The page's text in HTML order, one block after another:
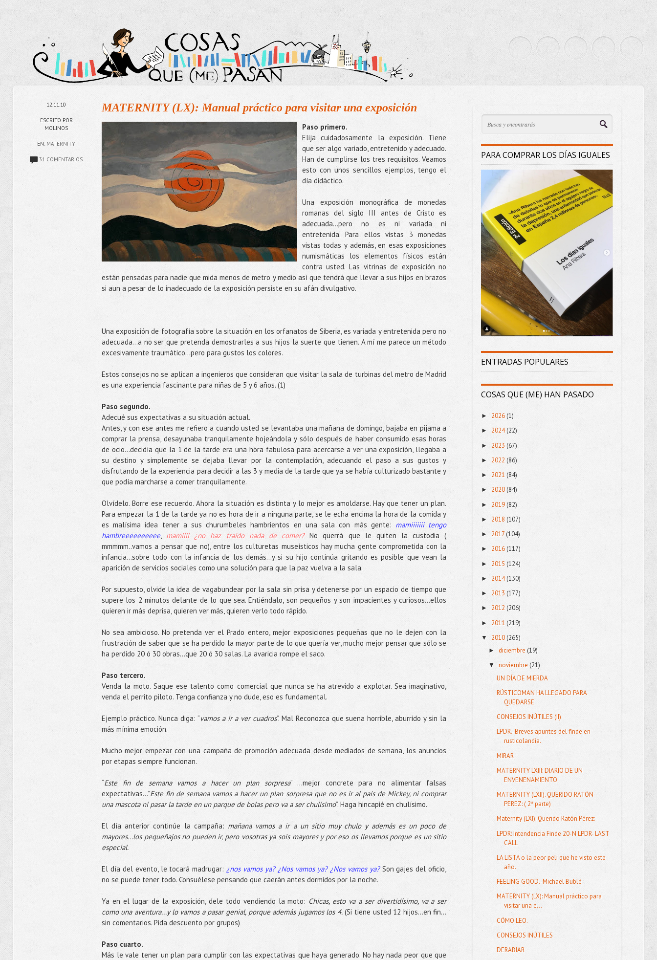
12.11.10
ESCRITO POR
MOLINOS
EN: MATERNITY
31 COMENTARIOS
MATERNITY (LX): Manual práctico para visitar una exposición
Paso primero.
Elija cuidadosamente la exposición. Tiene
que ser algo variado, entretenido y adecuado.
Han de cumplirse los tres requisitos. Veamos
esto con unos sencillos ejemplos, tengo el
día didáctico.
Una exposición monográfica de monedas
romanas del siglo III antes de Cristo es
adecuada...pero no es ni variada ni
entretenida. Para ellos vistas 3 monedas
vistas todas y además, en esas exposiciones
numismáticas los elementos físicos están
contra usted. Las vitrinas de exposición no
están pensadas para nadie que mida menos de metro y medio así que tendrá que llevar a sus hijos en brazos
si aun a pesar de lo inadecuado de la exposición persiste en su afán divulgativo.
Una exposición de fotografía sobre la situación en los orfanatos de Siberia, es variada y entretenida pero no
adecuada...a no ser que pretenda demostrarles a sus hijos la suerte que tienen. A mí me parece un método
excesivamente traumático…pero para gustos los colores.
Estos consejos no se aplican a ingenieros que consideran que visitar la sala de turbinas del metro de Madrid
es una experiencia fascinante para niñas de 5 y 6 años. (1)
Paso segundo.
Adecué sus expectativas a su situación actual.
Antes, y con ese antes me refiero a cuando usted se levantaba una mañana de domingo, bajaba en pijama a
comprar la prensa, desayunaba tranquilamente hojeándola y sólo después de haber consumido esas horas
de ocio...decidía que la 1 de la tarde era una hora fabulosa para acercarse a ver una exposición, llegaba a
su destino y simplemente se dejaba llevar por la contemplación, adecuando el paso a sus gustos y
disfrutando de la experiencia para decidir a las 3 y media de la tarde que ya se había culturizado bastante y
que podía marcharse a comer tranquilamente.
Olvídelo. Borre ese recuerdo. Ahora la situación es distinta y lo mejor es amoldarse. Hay que tener un plan.
Para empezar la 1 de la tarde ya no es hora de ir a ninguna parte, se le echa encima la hora de la comida y
es malísima idea tener a sus churumbeles hambrientos en una sala con más gente: mamiiiiiii tengo
hambreeeeeeeeee, mamiiii ¿no haz traído nada de comer?No querrá que le quiten la custodia (
mmmmm..vamos a pensar que no), entre los culturetas museísticos hay mucha gente comprometida con la
infancia...sobre todo con la infancia de los demás…y si su hijo continúa gritando es posible que vean la
aparición de servicios sociales como una solución para que la paz vuelva a la sala.
Por supuesto, olvide la idea de vagabundear por la sala sin prisa y detenerse por un espacio de tiempo que
supere los 2 minutos delante de lo que sea. Entiéndalo, son pequeños y son impacientes y curiosos...ellos
quieren ir más deprisa, quieren ver más, quieren verlo todo rápido.
No sea ambicioso. No pretenda ver el Prado entero, mejor exposiciones pequeñas que no le dejen con la
frustración de saber que se ha perdido la mayor parte de lo que quería ver, mucho mejor pensar que sólo se
ha perdido 20 ó 30 obras...que 20 ó 30 salas. La avaricia rompe el saco.
Paso tercero.
Venda la moto. Saque ese talento como comercial que nunca se ha atrevido a explotar. Sea imaginativo,
venda el perrito piloto. Tenga confianza y no dude, eso es fundamental.
Ejemplo práctico. Nunca diga: “vamos a ir a ver cuadros”. Mal Reconozca que suena horrible, aburrido y sin la
más mínima emoción.
Mucho mejor empezar con una campaña de promoción adecuada desde mediados de semana, los anuncios
por etapas siempre funcionan.
“Este fin de semana vamos a hacer un plan sorpresa” …mejor concrete para no alimentar falsas
expectativas...”Este fin de semana vamos a hacer un plan sorpresa que no es ir al país de Mickey, ni comprar
una mascota ni pasar la tarde en un parque de bolas pero va a ser chulísimo”. Haga hincapié en chulísimo.
El día anterior continúe la campaña: mañana vamos a ir a un sitio muy chulo y además es un poco de
mayores…los pequeñajos no pueden ir, pero vosotras ya sois mayores y por eso os llevamos porque es un sitio
especial.
El día del evento, le tocará madrugar:¿nos vamos ya? ¿Nos vamos ya? ¿Nos vamos ya?Son gajes del oficio,
no se puede tener todo. Consuélese pensando que caerán antes dormidos por la noche.
Ya en el lugar de la exposición, dele todo vendiendo la moto: Chicas, esto va a ser divertidísimo, va a ser
como una aventura...y lo vamos a pasar genial, porque además jugamos los 4.(Si tiene usted 12 hijos…en fin…
sin comentarios. Pida descuento por grupos)
Paso cuarto.
Más le vale tener un plan para cumplir con las expectativas que haya generado. No hay nada peor que que
PARA COMPRAR LOS DÍAS IGUALES
ENTRADAS POPULARES
COSAS QUE (ME) HAN PASADO
► 2026 (1)
► 2024(22)
► 2023 (67)
► 2022 (86)
► 2021 (84)
► 2020 (84)
► 2019(82)
► 2018 (107)
► 2017(104)
► 2016(117)
► 2015 (124)
► 2014(130)
► 2013 (177)
► 2012 (206)
► 2011 (219)
▼ 2010(265)
►diciembre (19)
▼noviembre(21)
UN DÍA DE MIERDA
RÚSTICOMAN HA LLEGADO PARA
QUEDARSE
CONSEJOS INÚTILES (II)
LPDR.- Breves apuntes del finde en
rusticolandia.
MIRAR
MATERNITY LXIII: DIARIO DE UN
ENVENENAMIENTO
MATERNITY (LXII). QUERIDO RATÓN
PEREZ: ( 2ª parte)
Maternity (LXI): Querido Ratón Pérez:
LPDR: Intendencia Finde 20-N LPDR- LAST
CALL
LA LISTA o la peor peli que he visto este
año.
FEELING GOOD.- Michael Bublé
MATERNITY (LX): Manual práctico para
visitar una e...
CÓMO LEO.
CONSEJOS INÚTILES
DERABIAR